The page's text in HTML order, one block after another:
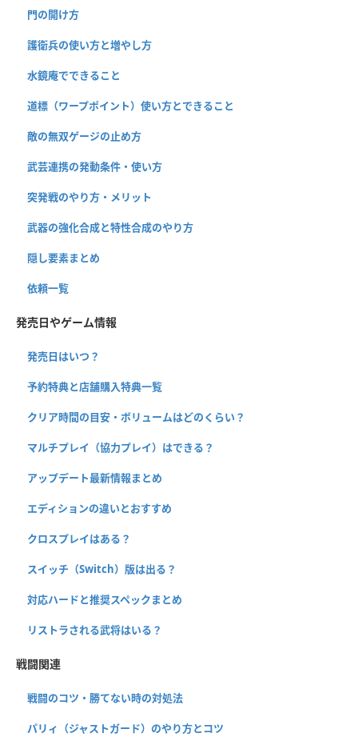
門の開け方
護衛兵の使い方と増やし方
水鏡庵でできること
道標（ワープポイント）使い方とできること
敵の無双ゲージの止め方
武芸連携の発動条件・使い方
突発戦のやり方・メリット
武器の強化合成と特性合成のやり方
隠し要素まとめ
依頼一覧
発売日やゲーム情報
発売日はいつ？
予約特典と店舗購入特典一覧
クリア時間の目安・ボリュームはどのくらい？
マルチプレイ（協力プレイ）はできる？
アップデート最新情報まとめ
エディションの違いとおすすめ
クロスプレイはある？
スイッチ（Switch）版は出る？
対応ハードと推奨スペックまとめ
リストラされる武将はいる？
戦闘関連
戦闘のコツ・勝てない時の対処法
パリィ（ジャストガード）のやり方とコツ